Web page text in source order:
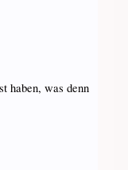
haben, was denn